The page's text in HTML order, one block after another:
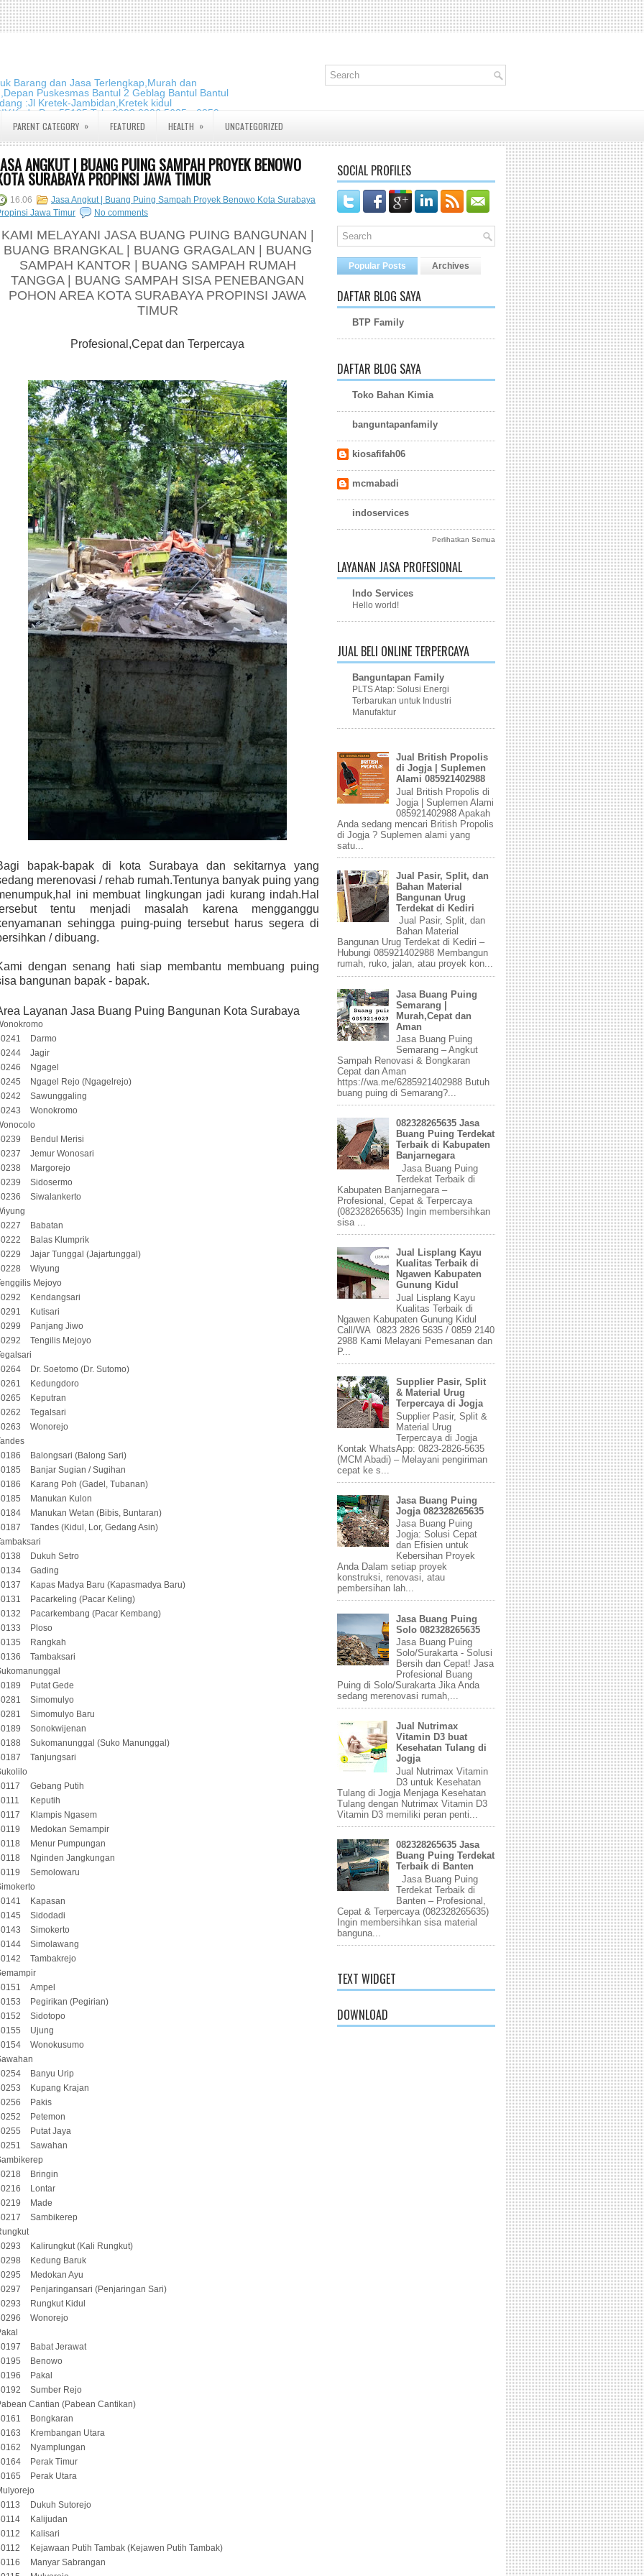
Barang dan Jasa Terlengkap,Murah dan
Puskesmas Bantul 2 Geblag Bantul Bantul
:Jl Kretek-Jambidan,Kretek kidul
Pos:55195 Telp:0823 2826 5635 - 0859
PARENT CATEGORY » FEATURED HEALTH » UNCATEGORIZED
ANGKUT | BUANG PUING SAMPAH PROYEK BENOWO
SURABAYA PROPINSI JAWA TIMUR
16.06
Jasa Angkut | Buang Puing Sampah Proyek Benowo Kota Surabaya
Jawa Timur
No comments
KAMI MELAYANI JASA BUANG PUING BANGUNAN |
BUANG BRANGKAL | BUANG GRAGALAN | BUANG
SAMPAH KANTOR | BUANG SAMPAH RUMAH
TANGGA | BUANG SAMPAH SISA PENEBANGAN
POHON AREA KOTA SURABAYA PROPINSI JAWA
TIMUR
Profesional,Cepat dan Terpercaya
bapak-bapak di kota Surabaya dan sekitarnya yang
merenovasi / rehab rumah.Tentunya banyak puing yang
ini membuat lingkungan jadi kurang indah.Hal
tentu menjadi masalah karena mengganggu
sehingga puing-puing tersebut harus segera di
/ dibuang.
dengan senang hati siap membantu membuang puing
bangunan bapak - bapak.
Layanan Jasa Buang Puing Bangunan Kota Surabaya
Darmo
Jagir
Ngagel
Ngagel Rejo (Ngagelrejo)
Sawunggaling
Wonokromo
Bendul Merisi
Jemur Wonosari
Margorejo
Sidosermo
Siwalankerto
Babatan
Balas Klumprik
Jajar Tunggal (Jajartunggal)
Wiyung
Mejoyo
Kendangsari
Kutisari
Panjang Jiwo
Tengilis Mejoyo
Dr. Soetomo (Dr. Sutomo)
Kedungdoro
Keputran
Tegalsari
Wonorejo
Balongsari (Balong Sari)
Banjar Sugian / Sugihan
Karang Poh (Gadel, Tubanan)
Manukan Kulon
Manukan Wetan (Bibis, Buntaran)
Tandes (Kidul, Lor, Gedang Asin)
Dukuh Setro
Gading
Kapas Madya Baru (Kapasmadya Baru)
Pacarkeling (Pacar Keling)
Pacarkembang (Pacar Kembang)
Ploso
Rangkah
Tambaksari
Putat Gede
Simomulyo
Simomulyo Baru
Sonokwijenan
Sukomanunggal (Suko Manunggal)
Tanjungsari
Gebang Putih
Keputih
Klampis Ngasem
Medokan Semampir
Menur Pumpungan
Nginden Jangkungan
Semolowaru
Kapasan
Sidodadi
Simokerto
Simolawang
Tambakrejo
Ampel
Pegirikan (Pegirian)
Sidotopo
Ujung
Wonokusumo
Banyu Urip
Kupang Krajan
Pakis
Petemon
Putat Jaya
Sawahan
Bringin
Lontar
Made
Sambikerep
Kalirungkut (Kali Rungkut)
Kedung Baruk
Medokan Ayu
Penjaringansari (Penjaringan Sari)
Rungkut Kidul
Wonorejo
Babat Jerawat
Benowo
Pakal
Sumber Rejo
Cantian (Pabean Cantikan)
Bongkaran
Krembangan Utara
Nyamplungan
Perak Timur
Perak Utara
Dukuh Sutorejo
Kalijudan
Kalisari
Kejawaan Putih Tambak (Kejawen Putih Tambak)
Manyar Sabrangan
SOCIAL PROFILES
Popular Posts Archives
DAFTAR BLOG SAYA
BTP Family
DAFTAR BLOG SAYA
Toko Bahan Kimia
banguntapanfamily
kiosafifah06
mcmabadi
indoservices
Perlihatkan Semua
LAYANAN JASA PROFESIONAL
Indo Services
Hello world!
JUAL BELI ONLINE TERPERCAYA
Banguntapan Family
PLTS Atap: Solusi Energi
Terbarukan untuk Industri
Manufaktur
Jual British Propolis
di Jogja | Suplemen
Alami 085921402988
Jual British Propolis di
Jogja | Suplemen Alami
085921402988 Apakah
Anda sedang mencari British Propolis
di Jogja ? Suplemen alami yang
satu...
Jual Pasir, Split, dan
Bahan Material
Bangunan Urug
Terdekat di Kediri
Jual Pasir, Split, dan
Bahan Material
Bangunan Urug Terdekat di Kediri –
Hubungi 085921402988 Membangun
rumah, ruko, jalan, atau proyek kon...
Jasa Buang Puing
Semarang |
Murah,Cepat dan
Aman
Jasa Buang Puing
Semarang – Angkut
Sampah Renovasi & Bongkaran
Cepat dan Aman
https://wa.me/6285921402988 Butuh
buang puing di Semarang?...
082328265635 Jasa
Buang Puing Terdekat
Terbaik di Kabupaten
Banjarnegara
Jasa Buang Puing
Terdekat Terbaik di
Kabupaten Banjarnegara –
Profesional, Cepat & Terpercaya
(082328265635) Ingin membersihkan
sisa ...
Jual Lisplang Kayu
Kualitas Terbaik di
Ngawen Kabupaten
Gunung Kidul
Jual Lisplang Kayu
Kualitas Terbaik di
Ngawen Kabupaten Gunung Kidul
Call/WA 0823 2826 5635 / 0859 2140
2988 Kami Melayani Pemesanan dan
P...
Supplier Pasir, Split
& Material Urug
Terpercaya di Jogja
Supplier Pasir, Split &
Material Urug
Terpercaya di Jogja
Kontak WhatsApp: 0823-2826-5635
(MCM Abadi) – Melayani pengiriman
cepat ke s...
Jasa Buang Puing
Jogja 082328265635
Jasa Buang Puing
Jogja: Solusi Cepat
dan Efisien untuk
Kebersihan Proyek
Anda Dalam setiap proyek
konstruksi, renovasi, atau
pembersihan lah...
Jasa Buang Puing
Solo 082328265635
Jasa Buang Puing
Solo/Surakarta - Solusi
Bersih dan Cepat! Jasa
Profesional Buang
Puing di Solo/Surakarta Jika Anda
sedang merenovasi rumah,...
Jual Nutrimax
Vitamin D3 buat
Kesehatan Tulang di
Jogja
Jual Nutrimax Vitamin
D3 untuk Kesehatan
Tulang di Jogja Menjaga Kesehatan
Tulang dengan Nutrimax Vitamin D3
Vitamin D3 memiliki peran penti...
082328265635 Jasa
Buang Puing Terdekat
Terbaik di Banten
Jasa Buang Puing
Terdekat Terbaik di
Banten – Profesional,
Cepat & Terpercaya (082328265635)
Ingin membersihkan sisa material
banguna...
TEXT WIDGET
DOWNLOAD